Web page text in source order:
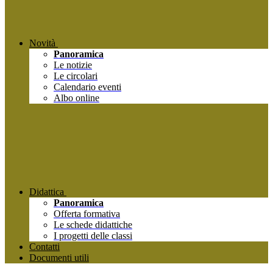
Novità
Panoramica
Le notizie
Le circolari
Calendario eventi
Albo online
Didattica
Panoramica
Offerta formativa
Le schede didattiche
I progetti delle classi
Contatti
Documenti utili